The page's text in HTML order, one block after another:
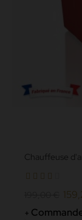
Chauffeuse